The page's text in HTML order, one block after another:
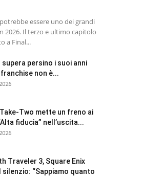
essere uno dei grandi
2026. Il terzo e ultimo capitolo
a Final...
supera persino i suoi anni
franchise non è...
Take-Two mette un freno ai
fiducia” nell’uscita...
Traveler 3, Square Enix
silenzio: “Sappiamo quanto